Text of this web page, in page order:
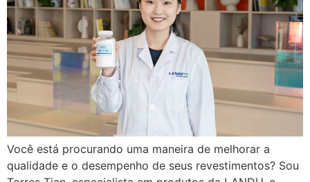
Você está procurando uma maneira de melhorar a
qualidade e o desempenho de seus revestimentos? Sou